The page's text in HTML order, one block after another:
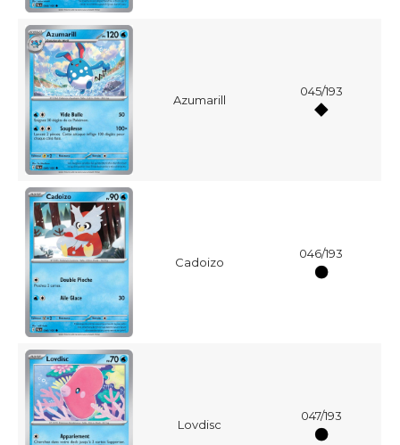
Azumarill
045/193
Cadoizo
046/193
Lovdisc
047/193